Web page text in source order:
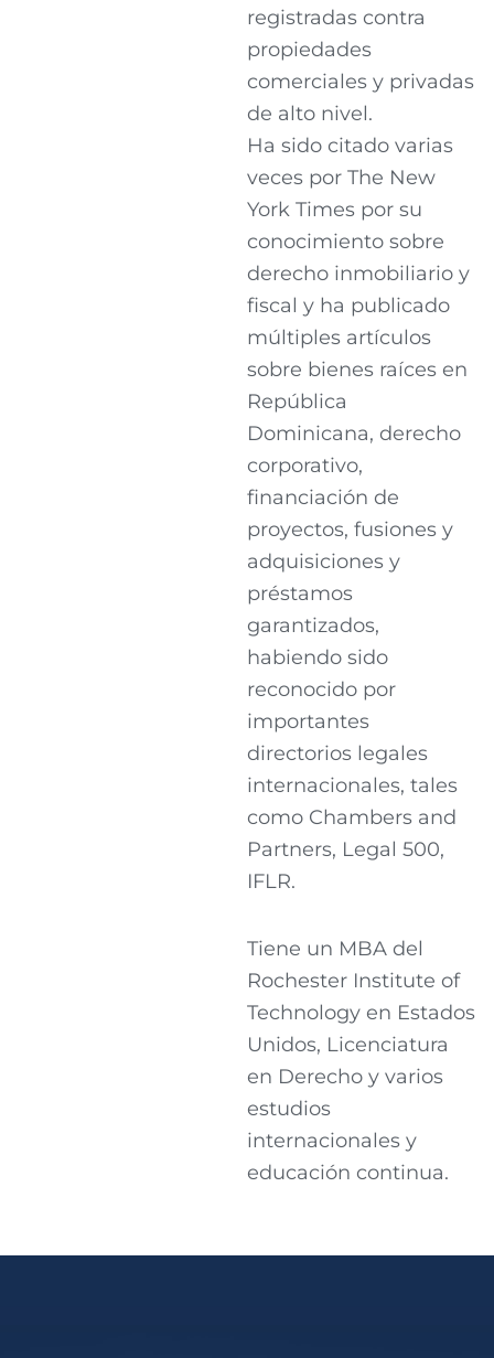
registradas contra
propiedades
comerciales y privadas
de alto nivel.
Ha sido citado varias
veces por The New
York Times por su
conocimiento sobre
derecho inmobiliario y
fiscal y ha publicado
múltiples artículos
sobre bienes raíces en
República
Dominicana, derecho
corporativo,
financiación de
proyectos, fusiones y
adquisiciones y
préstamos
garantizados,
habiendo sido
reconocido por
importantes
directorios legales
internacionales, tales
como Chambers and
Partners, Legal 500,
IFLR.
Tiene un MBA del
Rochester Institute of
Technology en Estados
Unidos, Licenciatura
en Derecho y varios
estudios
internacionales y
educación continua.